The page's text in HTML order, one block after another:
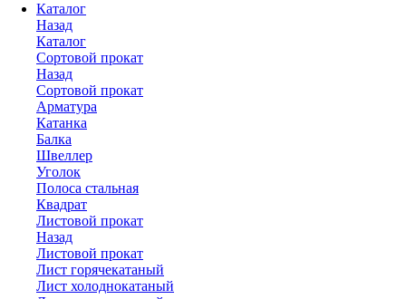
Каталог
Назад
Каталог
Сортовой прокат
Назад
Сортовой прокат
Арматура
Катанка
Балка
Швеллер
Уголок
Полоса стальная
Квадрат
Листовой прокат
Назад
Листовой прокат
Лист горячекатаный
Лист холоднокатаный